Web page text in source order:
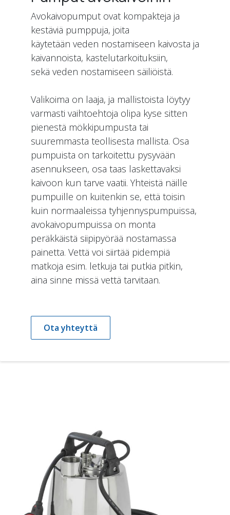
Avokaivopumput ovat kompakteja ja
kestäviä pumppuja, joita
käytetään veden nostamiseen kaivosta ja
kaivannoista, kastelutarkoituksiin,
sekä veden nostamiseen säiliöistä.
Valikoima on laaja, ja mallistoista löytyy
varmasti vaihtoehtoja olipa kyse sitten
pienestä mökkipumpusta tai
suuremmasta teollisesta mallista. Osa
pumpuista on tarkoitettu pysyvään
asennukseen, osa taas laskettavaksi
kaivoon kun tarve vaatii. Yhteistä näille
pumpuille on kuitenkin se, että toisin
kuin normaaleissa tyhjennyspumpuissa,
avokaivopumpuissa on monta
peräkkäistä siipipyörää nostamassa
painetta. Vettä voi siirtää pidempiä
matkoja esim. letkuja tai putkia pitkin,
aina sinne missä vettä tarvitaan.
Ota yhteyttä